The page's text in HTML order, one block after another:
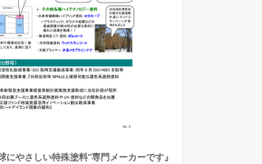
にやさしい特殊塗料”専門メーカーです』